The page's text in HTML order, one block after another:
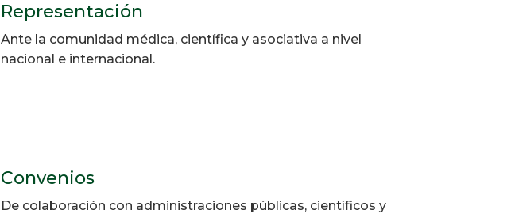
Representación
Ante la comunidad médica, científica y asociativa a nivel
nacional e internacional.
Convenios
De colaboración con administraciones públicas, científicos y